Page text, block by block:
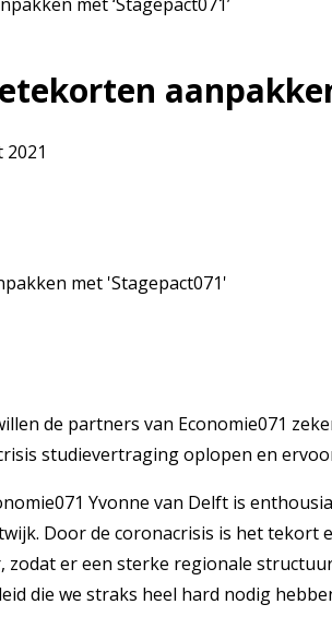
2021
willen de partners van Economie071
studievertraging oplopen en
Yvonne van Delft is
Door de coronacrisis is het
er een sterke regionale
die we straks heel hard nodig